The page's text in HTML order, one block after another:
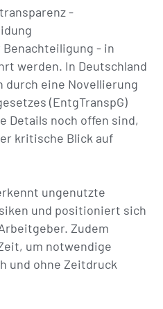
-
- in
werden. In Deutschland
eine Novellierung
(EntgTranspG)
Details noch offen sind,
kritische Blick auf
ungenutzte
und positioniert sich
Zudem
um notwendige
und ohne Zeitdruck